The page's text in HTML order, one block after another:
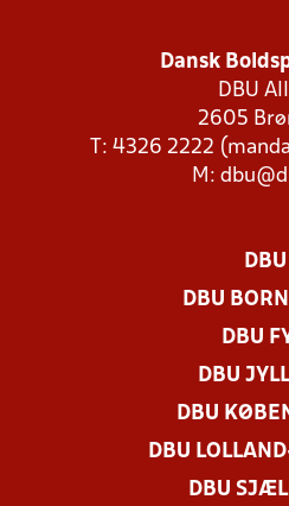
Dansk
DBU
2605
T: 4326 2222
M:
DBU
DBU
DBU
DBU
DBU
DBU
DBU